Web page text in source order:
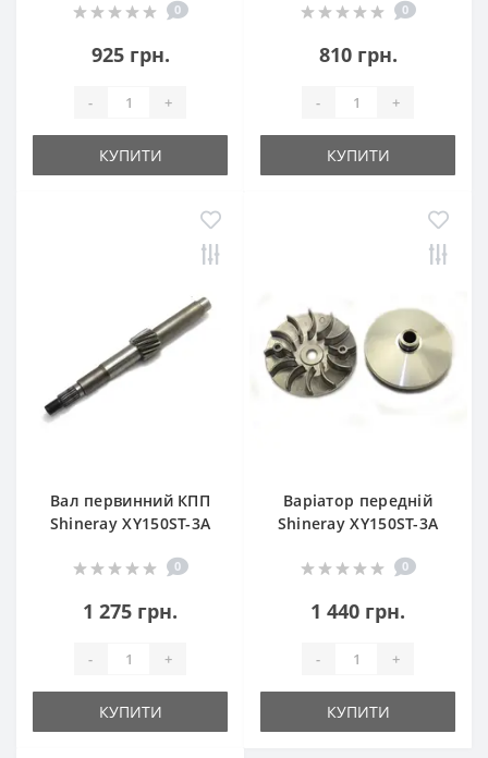
0
925 грн.
- +
КУПИТИ
0
810 грн.
- +
КУПИТИ
Вал первинний КПП
Shineray XY150ST-3A
0
1 275 грн.
- +
КУПИТИ
Варіатор передній
Shineray XY150ST-3A
0
1 440 грн.
- +
КУПИТИ